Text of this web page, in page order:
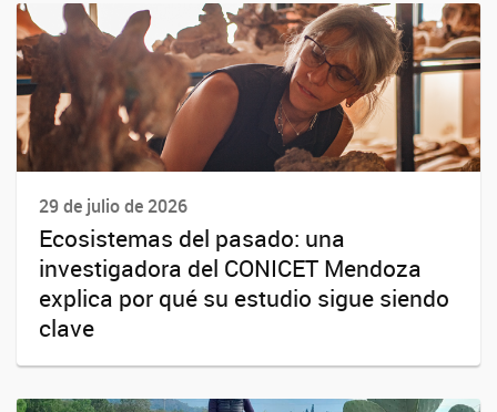
29 de julio de 2026
Ecosistemas del pasado: una
investigadora del CONICET Mendoza
explica por qué su estudio sigue siendo
clave